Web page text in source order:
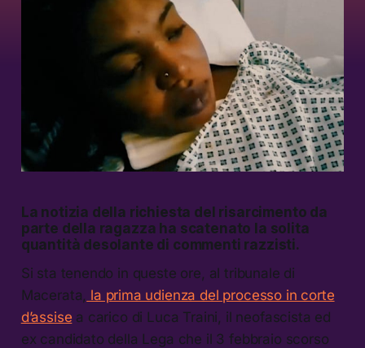
La notizia della richiesta del risarcimento da
parte della ragazza ha scatenato la solita
quantità desolante di commenti razzisti.
Si sta tenendo in queste ore, al tribunale di
Macerata, la prima udienza del processo in corte
d’assise a carico di Luca Traini, il neofascista ed
ex candidato della Lega che il 3 febbraio scorso